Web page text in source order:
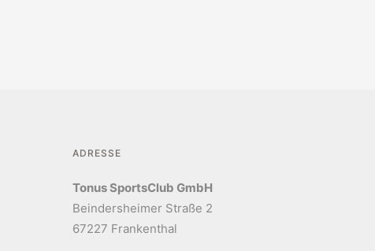
ADRESSE
Tonus SportsClub GmbH
Beindersheimer Straße 2
67227 Frankenthal